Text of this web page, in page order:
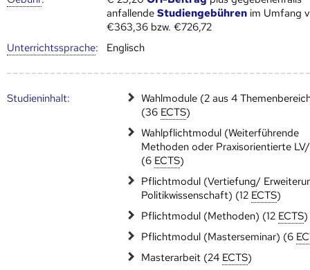
anfallendeStudiengebühren im Umfang
€363,36 bzw. €726,72
Unter­richts­sprache: Englisch
Studien­inhalt:
Wahlmodule (2 aus 4
(36 ECTS)
Wahlpflichtmodul (Weiter­führende
Methoden oder Praxisorientierte LV/
(6 ECTS)
Pflichtmodul (Vertiefung/
Politikwissenschaft) (12 ECTS)
Pflichtmodul (Methoden) (12 ECTS)
Pflichtmodul (Masterseminar) (6
Masterarbeit (24 ECTS)